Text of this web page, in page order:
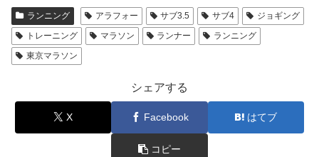
ランニング アラフォー サブ3.5 サブ4
ジョギング
トレーニング
マラソン ランナー
ランニング
東京マラソン
シェアする
X Facebook はてブ
コピー